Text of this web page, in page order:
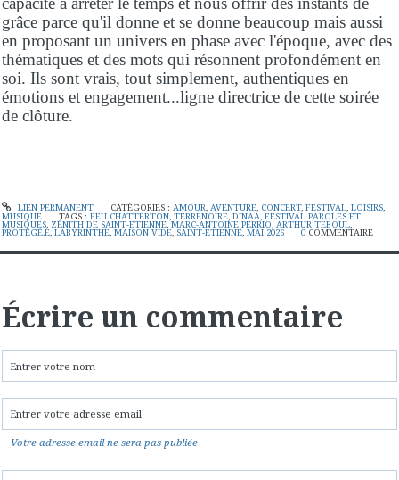
grâce parce qu'il donne et se donne beaucoup mais aussi
en proposant un univers en phase avec l'époque, avec des
thématiques et des mots qui résonnent profondément en
soi. Ils sont vrais, tout simplement, authentiques en
émotions et engagement...ligne directrice de cette soirée
de clôture.
LIEN PERMANENT CATÉGORIES : AMOUR, AVENTURE, CONCERT, FESTIVAL, LOISIRS,
MUSIQUE TAGS :FEU CHATTERTON,TERRENOIRE,DINAA,FESTIVAL PAROLES ET
MUSIQUES, ZÉNITH DE SAINT-ETIENNE,MARC-ANTOINE PERRIO, ARTHUR TEBOUL,
PROTÉGÉ.E, LABYRINTHE, MAISON VIDE, SAINT-ETIENNE, MAI 2026 0 COMMENTAIRE
Écrire un commentaire
Votre adresse email ne sera pas publiée